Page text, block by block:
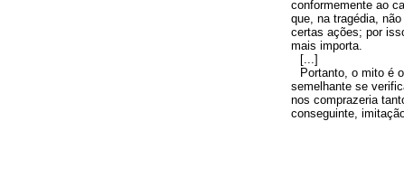
conformemente ao
que, na tragédia,
certas ações; por
mais importa.
[...]
Portanto, o mito é
semelhante se
nos comprazeria
conseguinte,